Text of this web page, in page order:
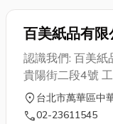
百美紙品有限
認識我們: 百美紙
貴陽街二段4號
電話：
(02)2331-5592
location_on 台北市萬華區中
call02-23611545